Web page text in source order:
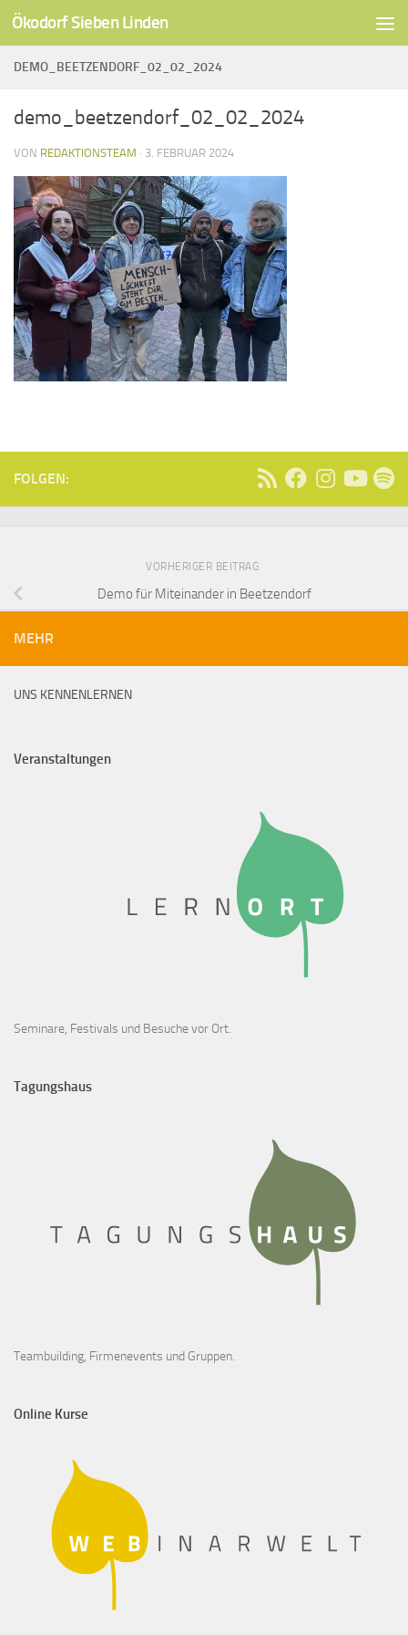
Unter dem Inhalt
Ökodorf Sieben Linden
DEMO_BEETZENDORF_02_02_2024
demo_beetzendorf_02_02_2024
VON REDAKTIONSTEAM · 3. FEBRUAR 2024
FOLGEN:
VORHERIGER BEITRAG
Demo für Miteinander in Beetzendorf
MEHR
UNS KENNENLERNEN
Veranstaltungen
Seminare, Festivals und Besuche vor Ort.
Tagungshaus
Teambuilding, Firmenevents und Gruppen.
Online Kurse